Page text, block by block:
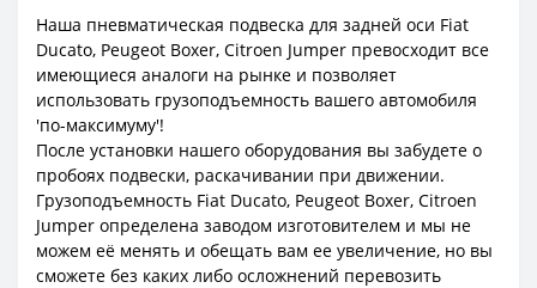
Наша пневматическая подвеска для задней оси Fiat
Ducato, Peugeot Boxer, Citroen Jumper превосходит все
имеющиеся аналоги на рынке и позволяет
использовать грузоподъемность вашего автомобиля
'по-максимуму'!
После установки нашего оборудования вы забудете о
пробоях подвески, раскачивании при движении.
Грузоподъемность Fiat Ducato, Peugeot Boxer, Citroen
Jumper определена заводом изготовителем и мы не
можем её менять и обещать вам ее увеличение, но вы
сможете без каких либо осложнений перевозить